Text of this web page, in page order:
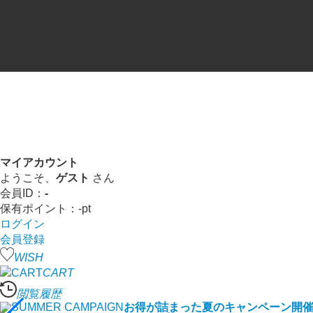
マイアカウント
ようこそ、 ゲスト さん
会員ID： -
保有ポイント： -pt
ログイン
会員登録
WISH
CART
閲覧履歴
お得が詰まった夏のキャンペーン開